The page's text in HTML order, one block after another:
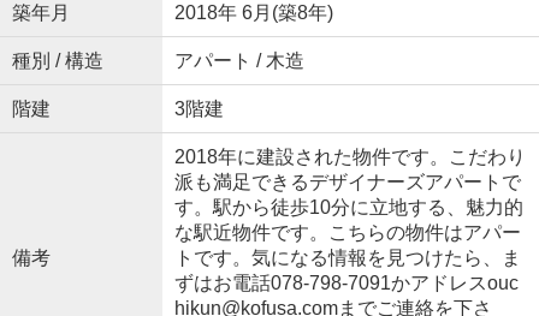
築年月 2018年 6月(築8年)
種別 / 構造 アパート / 木造
階建 3階建
備考
2018年に建設された物件です。こだわり
派も満足できるデザイナーズアパートで
す。駅から徒歩10分に立地する、魅力的
な駅近物件です。こちらの物件はアパー
トです。気になる情報を見つけたら、ま
ずはお電話078-798-7091かアドレスouc
hikun@kofusa.comまでご連絡を下さ